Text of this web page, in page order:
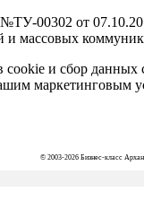
00302 от
массовых
и сбор
маркетинговым
© 2003-2026 Бизнес-класс